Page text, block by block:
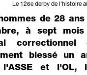
Le 126e derby de l'histoire
de 28
à sept
correctionnel
blessé un
l'ASSE et l'OL,